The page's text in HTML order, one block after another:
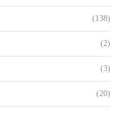
(138)
(2)
(3)
(20)